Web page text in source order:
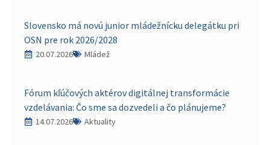
Slovensko má novú junior mládežnícku delegátku pri
OSN pre rok 2026/2028
20.07.2026 Mládež
Fórum kľúčových aktérov digitálnej transformácie
vzdelávania: Čo sme sa dozvedeli a čo plánujeme?
14.07.2026 Aktuality